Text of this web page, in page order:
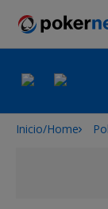
Inicio/Home